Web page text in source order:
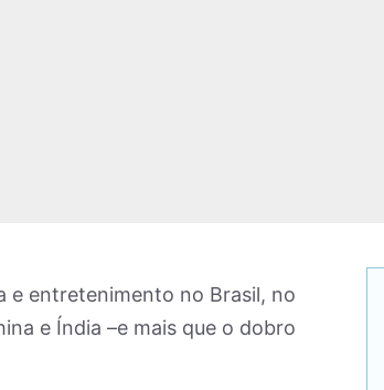
e entretenimento no Brasil, no
e Índia –e mais que o dobro